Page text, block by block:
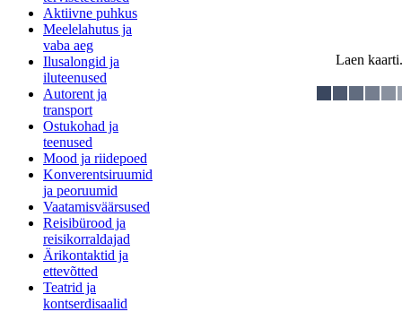
Aktiivne puhkus
Meelelahutus ja
vaba aeg
Ilusalongid ja
iluteenused
Autorent ja
transport
Ostukohad ja
teenused
Mood ja riidepoed
Konverentsiruumid
ja peoruumid
Vaatamisväärsused
Reisibürood ja
reisikorraldajad
Ärikontaktid ja
ettevõtted
Teatrid ja
kontserdisaalid
Laen